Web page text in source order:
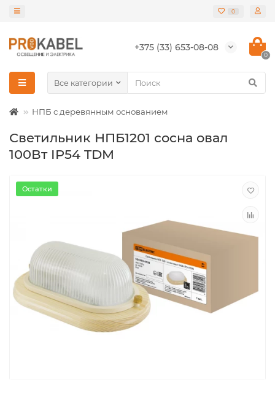
0
+375 (33) 653-08-08
0
Все категории
НПБ с деревянным основанием
Светильник НПБ1201 сосна овал
100Вт IP54 TDM
Остатки